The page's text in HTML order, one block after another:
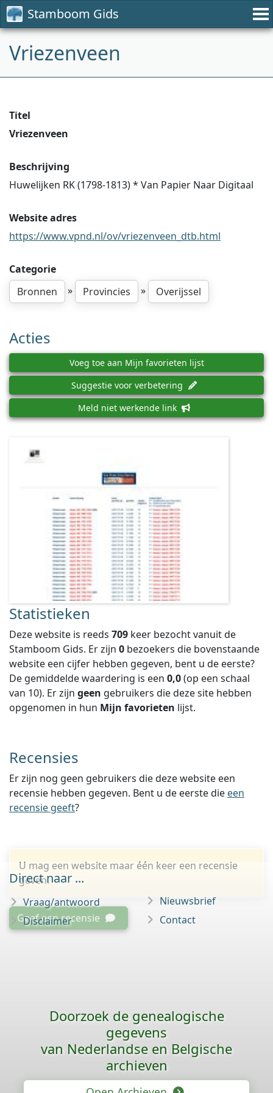
Stamboom Gids
Vriezenveen
Titel
Vriezenveen
Beschrijving
Huwelijken RK (1798-1813) * Van Papier Naar Digitaal
Website adres
https://www.vpnd.nl/ov/vriezenveen_dtb.html
Categorie
Bronnen
» Provincies » Overijssel
Acties
Voeg toe aan Mijn favorieten lijst
Suggestie voor verbetering
Meld niet werkende link
Statistieken
Deze website is reeds 709 keer bezocht vanuit de
Stamboom Gids. Er zijn 0 bezoekers die bovenstaande
website een cijfer hebben gegeven, bent u de eerste?
De gemiddelde waardering is een 0,0(op een schaal
van 10). Er zijn geen gebruikers die deze site hebben
opgenomen in hun Mijn favorieten lijst.
Recensies
Er zijn nog geen gebruikers die deze website een
recensie hebben gegeven. Bent u de eerste die een
recensie geeft?
U mag een website maar één keer een recensie
geven.
Geef een recensie
Direct naar ...
Vraag/antwoord
Disclaimer
Nieuwsbrief
Contact
Doorzoek de genealogische
gegevens
van Nederlandse en Belgische
archieven